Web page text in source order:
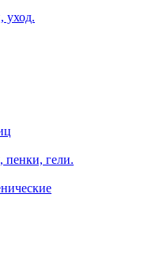
уход.
пенки, гели.